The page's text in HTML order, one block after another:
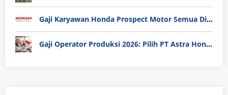
Gaji Karyawan Honda Prospect Motor Semua Divisi
Gaji Operator Produksi 2026: Pilih PT Astra Honda Motor (AHM) atau Manufaktur di Jepang?